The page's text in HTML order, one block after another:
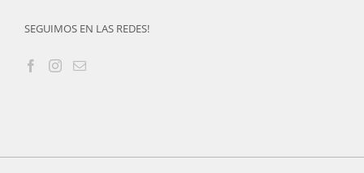
SEGUIMOS EN LAS REDES!